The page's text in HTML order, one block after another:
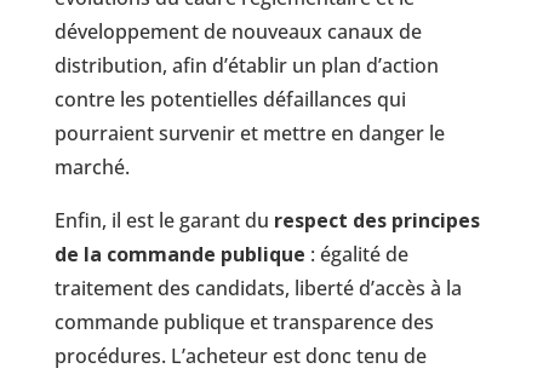
développement de nouveaux canaux de
distribution, afin d’établir un plan d’action
contre les potentielles défaillances qui
pourraient survenir et mettre en danger le
marché.
Enfin, il est le garant du respect des principes
de la commande publique : égalité de
traitement des candidats, liberté d’accès à la
commande publique et transparence des
procédures. L’acheteur est donc tenu de